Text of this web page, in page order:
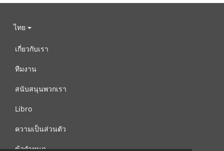
ไทย
เกี่ยวกับเรา
ทีมงาน
สนับสนุนพวกเรา
Libro
ความเป็นส่วนตัว
ข้อกำหนด